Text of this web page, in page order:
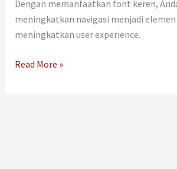
Dengan memanfaatkan font keren,
meningkatkan navigasi menjadi
meningkatkan user experience.
Read More »